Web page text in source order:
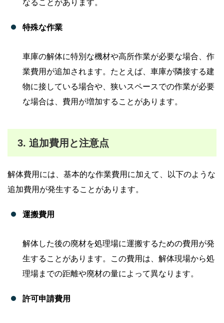
なることがあります。
特殊な作業
車庫の解体に特別な機材や高所作業が必要な場合、作
業費用が追加されます。たとえば、車庫が隣接する建
物に接している場合や、狭いスペースでの作業が必要
な場合は、費用が増加することがあります。
3. 追加費用と注意点
解体費用には、基本的な作業費用に加えて、以下のような
追加費用が発生することがあります。
運搬費用
解体した後の廃材を処理場に運搬するための費用が発
生することがあります。この費用は、解体現場から処
理場までの距離や廃材の量によって異なります。
許可申請費用